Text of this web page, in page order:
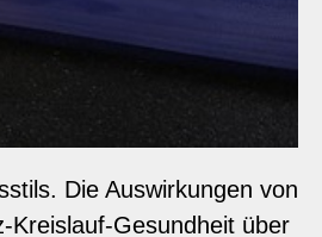
Die Auswirkungen von
Kreislauf-Gesundheit über